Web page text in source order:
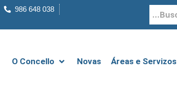
986 648 038
O Concello Novas Áreas e Servizos